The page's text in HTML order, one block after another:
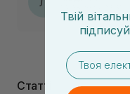
Статті
Твій
email